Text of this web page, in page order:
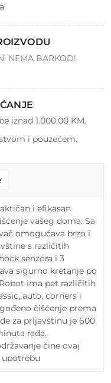
NEMA BARKOD!
iznad 1.000,00 KM.
i pouzećem.
i efikasan
vašeg doma. Sa
omogućava brzo i
s različitih
senzora i 3
sigurno kretanje po
ima pet različitih
auto, corners i
čišćenje prema
za prljavštinu je 600
rada.
čine ovaj
upotrebu